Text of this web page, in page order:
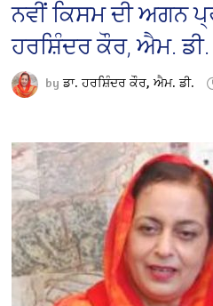
ਨਵੀਂ ਕਿਸਮ ਦੀ ਅਗਨ
ਹਰਸ਼ਿੰਦਰ ਕੌਰ, ਐਮ. ਡੀ.
byਡਾ. ਹਰਸ਼ਿੰਦਰ ਕੌਰ, ਐਮ. ਡੀ.